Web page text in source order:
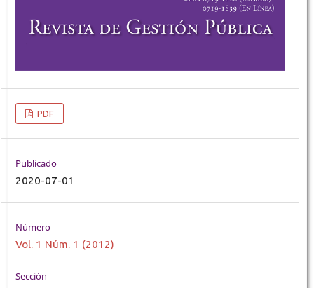
PDF
Publicado
2020-07-01
Número
Vol. 1 Núm. 1 (2012)
Sección